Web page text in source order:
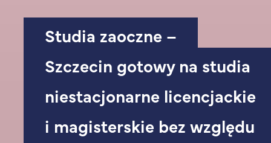
Studia zaoczne –
Szczecin gotowy na studia
niestacjonarne licencjackie
i magisterskie bez względu